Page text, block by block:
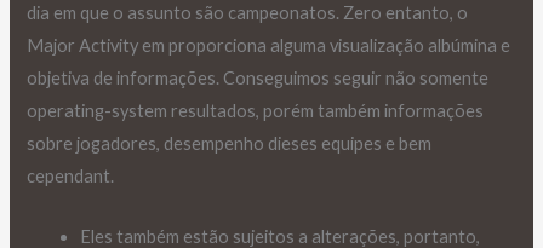
dia em que o assunto são campeonatos. Zero entanto, o
Major Activity em proporciona alguma visualização albúmina e
objetiva de informações. Conseguimos seguir não somente
operating-system resultados, porém também informações
sobre jogadores, desempenho dieses equipes e bem
cependant.
Eles também estão sujeitos a alterações, portanto,